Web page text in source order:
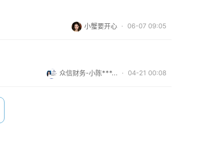
小蟹要开心 · 06-07 09:05
众信财务-小陈***... · 04-21 00:08